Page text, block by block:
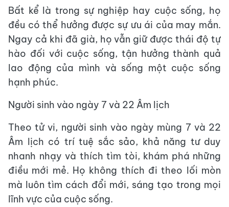
Bất kể là trong sự nghiệp hay cuộc sống, họ
đều có thể hưởng được sự ưu ái của may mắn.
Ngay cả khi đã già, họ vẫn giữ được thái độ tự
hào đối với cuộc sống, tận hưởng thành quả
lao động của mình và sống một cuộc sống
hạnh phúc.
Người sinh vào ngày 7 và 22 Âm lịch
Theo tử vi, người sinh vào ngày mùng 7 và 22
Âm lịch có trí tuệ sắc sảo, khả năng tư duy
nhanh nhạy và thích tìm tòi, khám phá những
điều mới mẻ. Họ không thích đi theo lối mòn
mà luôn tìm cách đổi mới, sáng tạo trong mọi
lĩnh vực của cuộc sống.